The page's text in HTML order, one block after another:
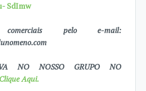
SdImw
comerciais pelo e-mail:
NO NOSSO GRUPO NO
Aqui.